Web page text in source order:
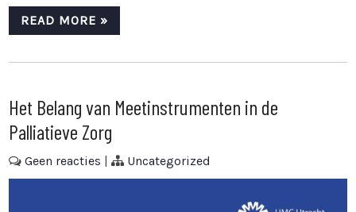
READ MORE »
Het Belang van Meetinstrumenten in de
Palliatieve Zorg
Geen reacties | Uncategorized